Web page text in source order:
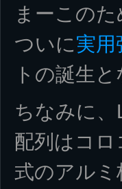
まーこの
ついに実用
トの誕生
ちなみに
配列はコ
式のアル